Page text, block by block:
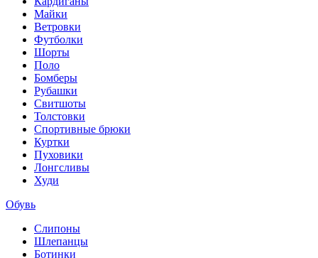
Майки
Ветровки
Футболки
Шорты
Поло
Бомберы
Рубашки
Свитшоты
Толстовки
Спортивные брюки
Куртки
Пуховики
Лонгсливы
Худи
Обувь
Слипоны
Шлепанцы
Ботинки